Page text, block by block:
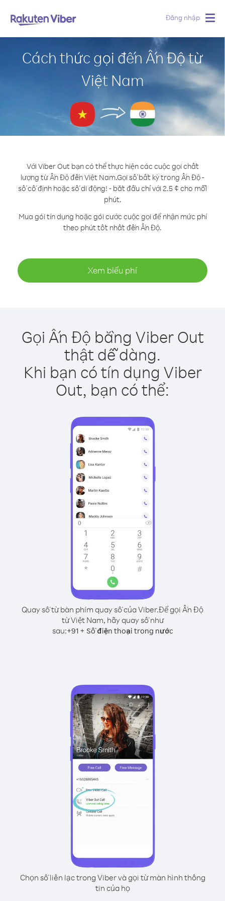
Đăng nhập
Cách thức gọi đến Ấn Độ từ
Việt Nam
Với Viber Out bạn có thể thực hiện các cuộc gọi chất
lượng từ Ấn Độ đến Việt Nam.Gọi số bất kỳ trong Ấn Độ -
số cố định hoặc số di động! - bắt đầu chỉ với 2.5 ¢ cho mỗi
phút.
Mua gói tín dụng hoặc gói cước cuộc gọi để nhận mức phí
theo phút tốt nhất đến Ấn Độ.
Xem biểu phí
Gọi Ấn Độ bằng Viber Out
thật dễ dàng.
Khi bạn có tín dụng Viber
Out, bạn có thể:
Quay số từ bàn phím quay số của Viber.Để gọi Ấn Độ
từ Việt Nam, hãy quay số như
sau:+91+ Số điện thoại trong nước
Chọn số liên lạc trong Viber và gọi từ màn hình thông
tin của họ